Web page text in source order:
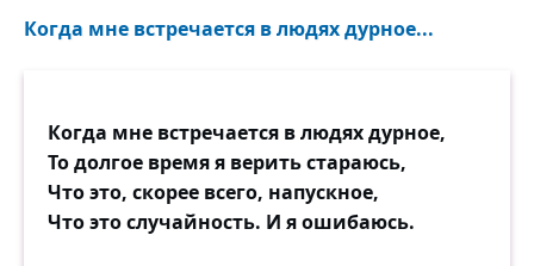
Когда мне встречается в людях дурное...
Когда мне встречается в людях дурное,
То долгое время я верить стараюсь,
Что это, скорее всего, напускное,
Что это случайность. И я ошибаюсь.